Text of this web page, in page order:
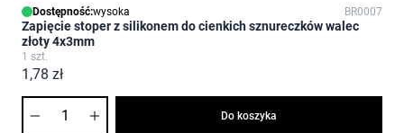
Dostępność:wysoka BR0007
Zapięcie stoper z silikonem do cienkich sznureczków walec
złoty 4x3mm
1 szt.
1,78 zł
Do koszyka